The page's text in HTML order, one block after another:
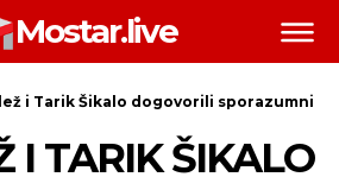
Mostar.live
i Tarik Šikalo dogovorili sporazumni
I TARIK ŠIKALO